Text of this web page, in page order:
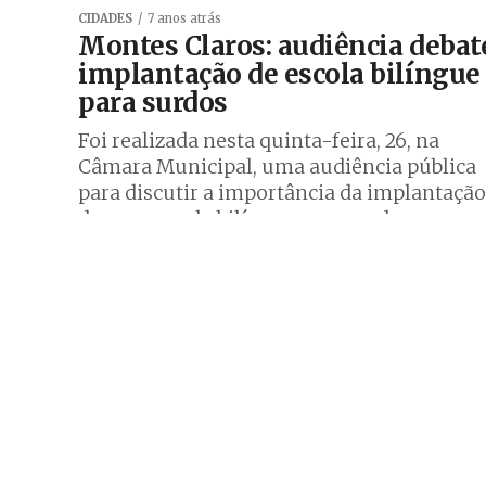
CIDADES 7 anos atrás
Montes Claros: audiência
implantação de escola bilíngue
para surdos
Foi realizada nesta quinta-feira, 26, na
Câmara Municipal, uma audiência pública
para discutir a importância da implantação
de uma escola bilíngue para surdos em